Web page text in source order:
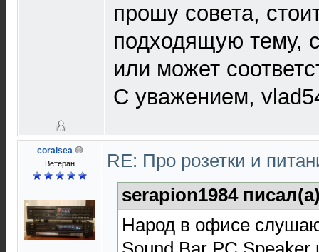
прошу совета,
подходящую тему,
или может
С уважением,
coralsea
Ветеран
RE: Про розетки и
serapion1984
Народ в офисе